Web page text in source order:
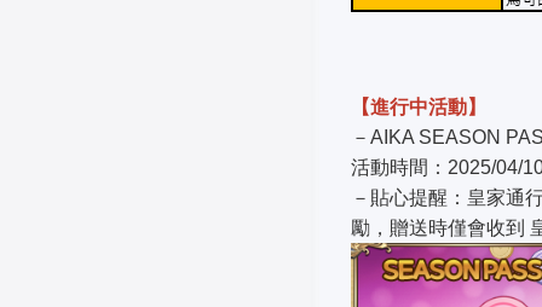
【進行中活動】
－AIKA SEASON
活動時間：2025/04/
－貼心提醒：皇家通
勵，贈送時僅會收到